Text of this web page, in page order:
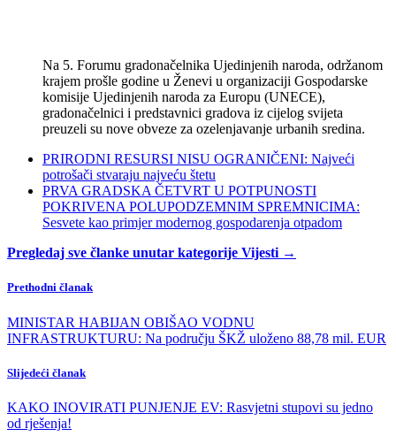
Na 5. Forumu gradonačelnika Ujedinjenih naroda, održanom
krajem prošle godine u Ženevi u organizaciji Gospodarske
komisije Ujedinjenih naroda za Europu (UNECE),
gradonačelnici i predstavnici gradova iz cijelog svijeta
preuzeli su nove obveze za ozelenjavanje urbanih sredina.
PRIRODNI RESURSI NISU OGRANIČENI: Najveći
potrošači stvaraju najveću štetu
PRVA GRADSKA ČETVRT U POTPUNOSTI
POKRIVENA POLUPODZEMNIM SPREMNICIMA:
Sesvete kao primjer modernog gospodarenja otpadom
Pregledaj sve članke unutar kategorije Vijesti →
Prethodni članak
MINISTAR HABIJAN OBIŠAO VODNU
INFRASTRUKTURU: Na području ŠKŽ uloženo 88,78 mil. EUR
Slijedeći članak
KAKO INOVIRATI PUNJENJE EV: Rasvjetni stupovi su jedno
od rješenja!